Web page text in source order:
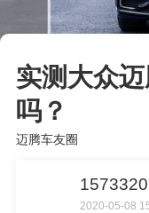
实测大众
吗？
迈腾车友圈
2020-05-08